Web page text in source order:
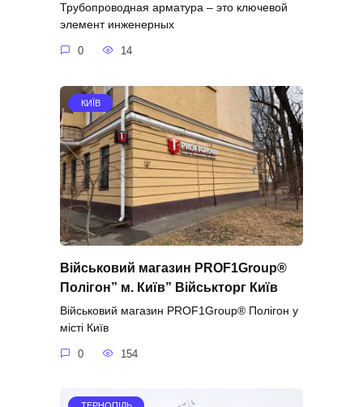
Трубопроводная арматура – это ключевой
элемент инженерных
0 14
КИЇВ
Військовий магазин PROF1Group®
Полігон” м. Київ” Військторг Київ
Військовий магазин PROF1Group® Полігон у
місті Київ
0 154